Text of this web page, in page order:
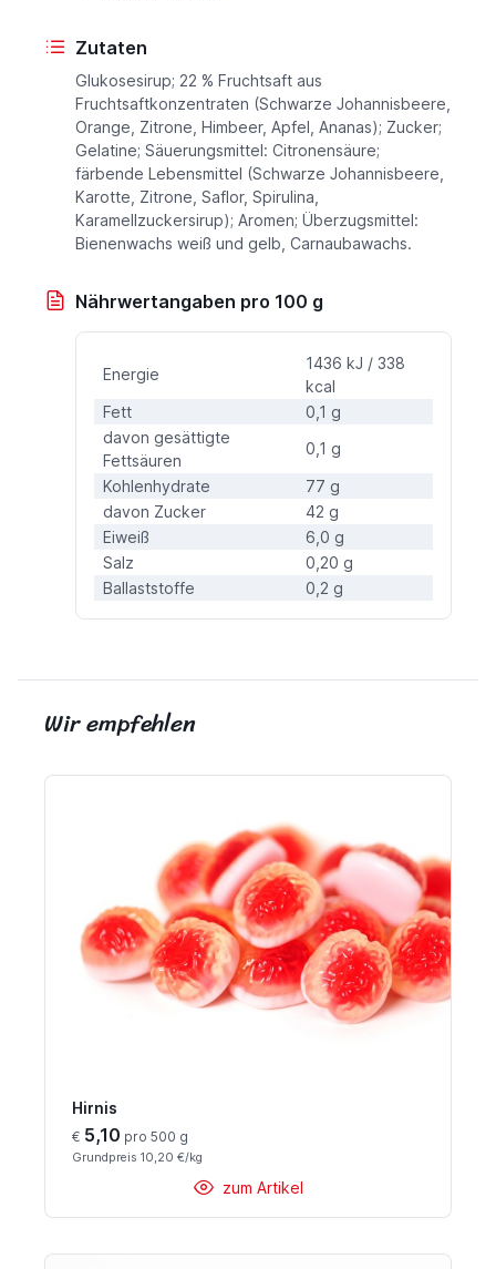
Zutaten
Glukosesirup; 22 % Fruchtsaft aus
Fruchtsaftkonzentraten (Schwarze Johannisbeere,
Orange, Zitrone, Himbeer, Apfel, Ananas); Zucker;
Gelatine; Säuerungsmittel: Citronensäure;
färbende Lebensmittel (Schwarze Johannisbeere,
Karotte, Zitrone, Saflor, Spirulina,
Karamellzuckersirup); Aromen; Überzugsmittel:
Bienenwachs weiß und gelb, Carnaubawachs.
Nährwertangaben pro 100 g
Energie
1436 kJ / 338
kcal
Fett
0,1 g
davon gesättigte
Fettsäuren
0,1 g
Kohlenhydrate
77 g
davon Zucker
42 g
Eiweiß
6,0 g
Salz
0,20 g
Ballaststoffe
0,2 g
Wir empfehlen
Hirnis
€ 5,10 pro 500 g
Grundpreis 10,20 €/kg
zum Artikel